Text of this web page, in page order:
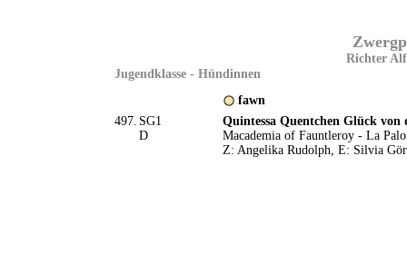
Richter
Jugendklasse - Hündinnen
fawn
497. SG1
D
Quintessa Quentchen Glück von
Macademia of Fauntleroy - La
Z: Angelika Rudolph, E: Silvia